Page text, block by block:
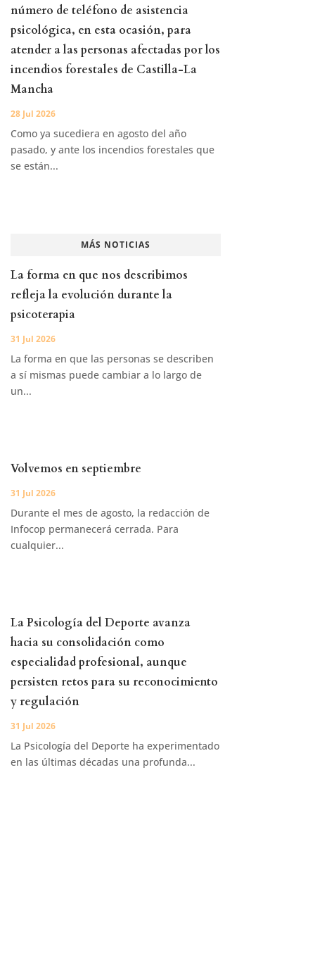
número de teléfono de asistencia
psicológica, en esta ocasión, para
atender a las personas afectadas por los
incendios forestales de Castilla-La
Mancha
28 Jul 2026
Como ya sucediera en agosto del año
pasado, y ante los incendios forestales que
se están...
MÁS NOTICIAS
La forma en que nos describimos
refleja la evolución durante la
psicoterapia
31 Jul 2026
La forma en que las personas se describen
a sí mismas puede cambiar a lo largo de
un...
Volvemos en septiembre
31 Jul 2026
Durante el mes de agosto, la redacción de
Infocop permanecerá cerrada. Para
cualquier...
La Psicología del Deporte avanza
hacia su consolidación como
especialidad profesional, aunque
persisten retos para su reconocimiento
y regulación
31 Jul 2026
La Psicología del Deporte ha experimentado
en las últimas décadas una profunda...